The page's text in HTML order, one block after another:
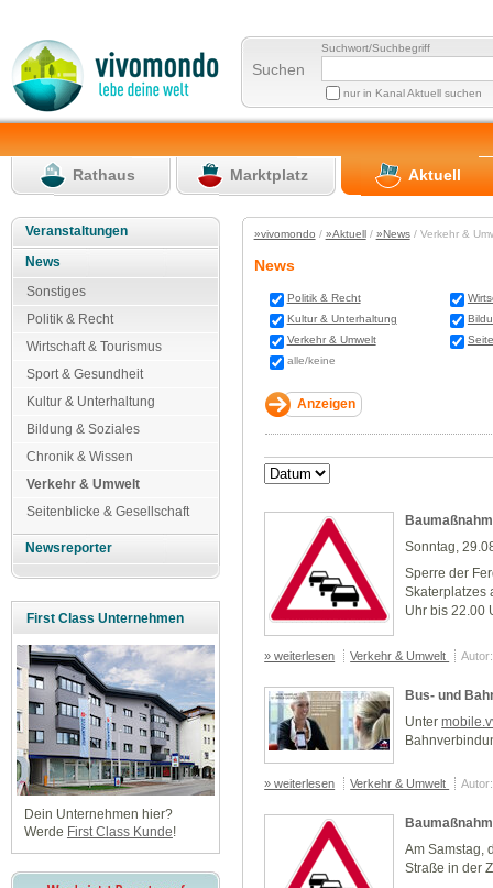
Suchen
Suchwort/Suchbegriff
nur in Kanal Aktuell suchen
Rathaus Marktplatz Aktuell
Veranstaltungen
News
Sonstiges
Politik & Recht
Wirtschaft & Tourismus
Sport & Gesundheit
Kultur & Unterhaltung
Bildung & Soziales
Chronik & Wissen
Verkehr & Umwelt
Seitenblicke & Gesellschaft
Newsreporter
First Class Unternehmen
Dein Unternehmen hier?
Werde First Class Kunde!
»vivomondo / »Aktuell/ »News/ Verkehr &
News
Politik & Recht
Kultur & Unterhaltung
Verkehr & Umwelt
alle/keine
Sonntag,
Sperre der
Skaterplatzes
Uhr bis 22.00
» weiterlesen Verkehr & Umwelt
Bus- und
Unter
» weiterlesen Verkehr & Umwelt
Am Samstag,
Straße in der